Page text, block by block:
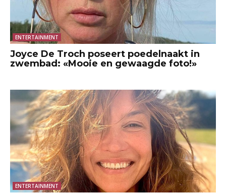
ENTERTAINMENT
Joyce De Troch poseert poedelnaakt in
zwembad: «Mooie en gewaagde foto!»
ENTERTAINMENT